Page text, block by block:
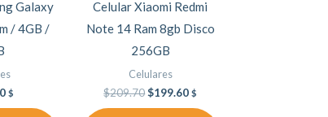
Galaxy
/ 4GB /
$
Celular Xiaomi Redmi
Note 14 Ram 8gb Disco
256GB
Celulares
$209.70$199.60 $
pueden
en
la